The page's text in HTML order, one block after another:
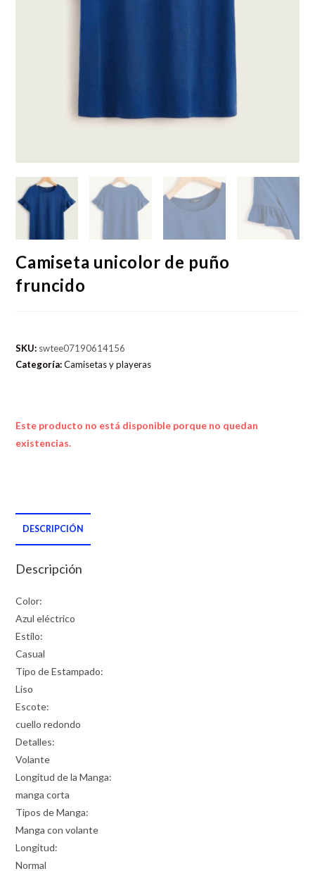
Camiseta unicolor de puño
fruncido
SKU: swtee07190614156
Categoría:Camisetas y playeras
Este producto no está disponible porque no quedan
existencias.
DESCRIPCIÓN
Descripción
Color:
Azul eléctrico
Estilo:
Casual
Tipo de Estampado:
Liso
Escote:
cuello redondo
Detalles:
Volante
Longitud de la Manga:
manga corta
Tipos de Manga:
Manga con volante
Longitud:
Normal